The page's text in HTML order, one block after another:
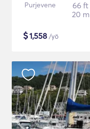
Purjevene
66 ft
20 m
$1,558 /yö